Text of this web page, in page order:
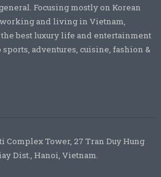
Focusing mostly on Korean
and living in Vietnam,
best luxury life and entertainment
adventures, cuisine, fashion &
Tower, 27 Tran Duy Hung
Dist., Hanoi, Vietnam.